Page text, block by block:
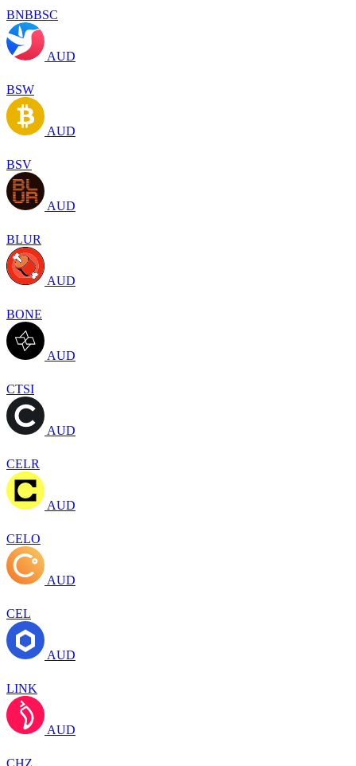
BNBBSC
AUD
BSW
AUD
BSV
AUD
BLUR
AUD
BONE
AUD
CTSI
AUD
CELR
AUD
CELO
AUD
CEL
AUD
LINK
AUD
CHZ